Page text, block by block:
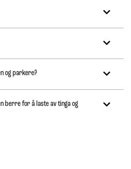
og parkere?
berre for å laste av tinga og